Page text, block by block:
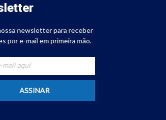
newsletter para receber
por e-mail em primeira mão.